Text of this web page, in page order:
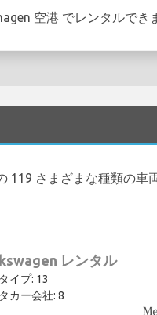
空港 でレンタルでき
119 さまざまな種類の車
レンタル
イプ: 13
カー会社: 8